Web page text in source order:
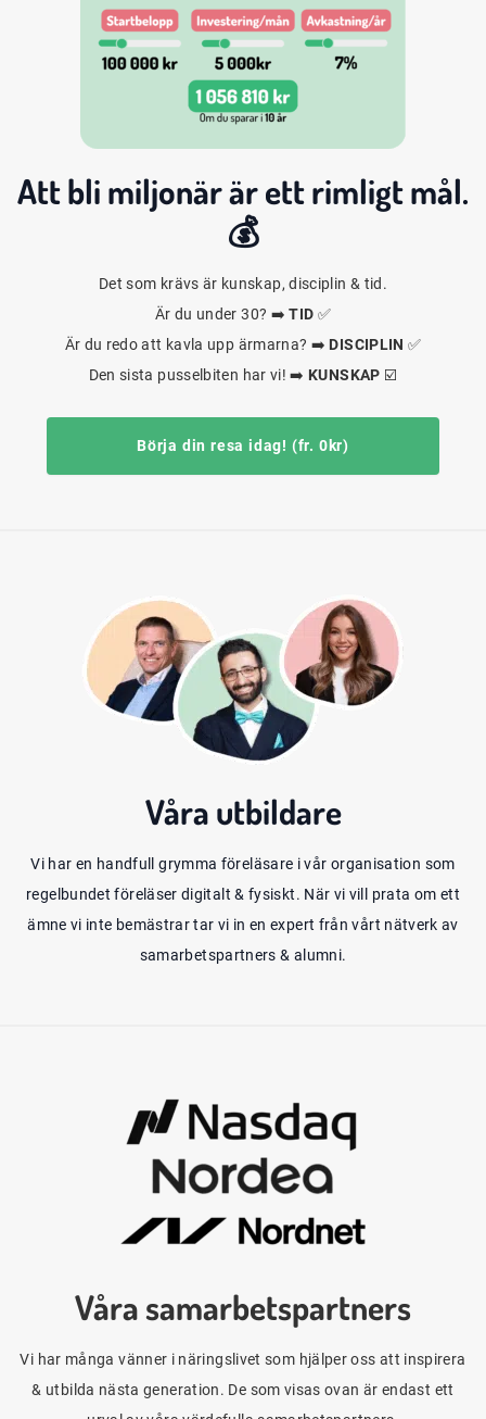
Att bli miljonärär ett rimligt mål.
💰
Det som krävs är kunskap, disciplin & tid.
Är du under 30? ➡️TID ✅
Är du redo att kavla upp ärmarna? ➡️ DISCIPLIN ✅
Den sista pusselbiten har vi! ➡️ KUNSKAP ☑️
Börja din resa idag! (fr. 0kr)
Våra utbildare
Vi har en handfull grymma föreläsare i vår organisation som
regelbundet föreläser digitalt & fysiskt. När vi vill prata om ett
ämne vi inte bemästrar tar vi in en expert från vårt nätverk av
samarbetspartners & alumni.
Våra samarbetspartners
Vi har många vänner i näringslivet som hjälper oss att inspirera
& utbilda nästa generation. De som visas ovan är endast ett